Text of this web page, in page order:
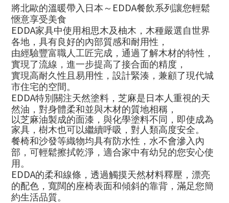
將北歐的溫暖帶入日本～ EDDA餐飲系列讓您輕鬆
愜意享受美食
EDDA家具中使用相思木及柚木，木種嚴選自世界
各地，具有良好的內部質感和耐用性，
由經驗豐富職人工匠完成，通過了解木材的特性，
實現了流線，進一步提高了接合面的精度，
實現高耐久性且易用性，設計緊湊，兼顧了現代城
市住宅的空間。
EDDA特別關注天然塗料，芝麻是日本人重視的天
然油，對身體柔和並與木材的質地相稱，
以芝麻油製成的面漆，與化學塗料不同，即使成為
家具，樹木也可以繼續呼吸，對人類高度安全。
餐椅和沙發等織物均具有防水性，水不會滲入內
部，可輕鬆擦拭乾淨，適合家中有幼兒的您安心使
用。
EDDA的柔和線條，透過觸摸天然材料釋壓， 漂亮
的配色 ， 寬闊的座椅表面和傾斜的靠背，滿足您簡
約生活品質。